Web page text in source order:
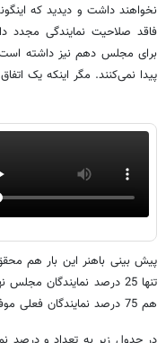
نخواهند داشت و دیدید که
فاقد صلاحیت نمایندگی
برای مجلس دهم نیز داشته
پیدا نمی‌کنند. مگر اینکه یک
پیش بینی باهنر این بار هم
تنها 25 درصد نمایندگان
هم 75 درصد نمایندگان فعلی موفق به کسب رای از مردم نشدند.